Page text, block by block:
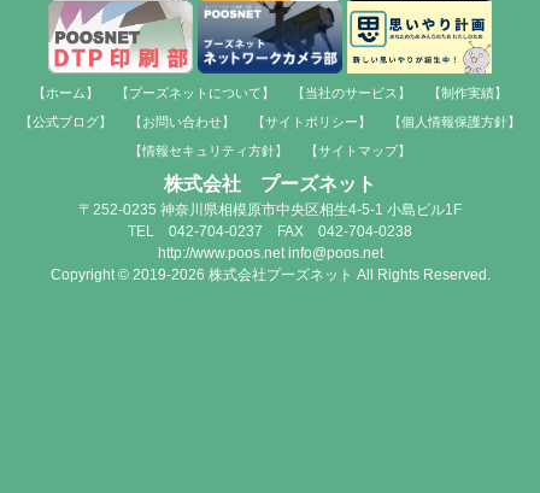
【ホーム】 【プーズネットについて】 【当社のサービス】
【制作実績】
【公式ブログ】
【お問い合わせ】 【サイトポリシー】
【個人情報保護方針】
【情報セキュリティ方針】
【サイトマップ】
株式会社 プーズネット
〒252-0235 神奈川県相模原市中央区相生4-5-1 小島ビル1F
TEL 042-704-0237 FAX 042-704-0238
http://www.poos.net info@poos.net
Copyright © 2019-2026 株式会社プーズネット All Rights Reserved.